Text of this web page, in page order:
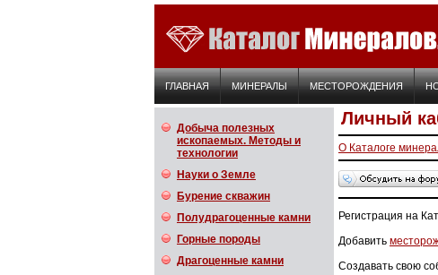
ГЛАВНАЯ МИНЕРАЛЫ МЕСТОРОЖДЕНИЯ
Добыча полезных
ископаемых. Методы и
технологии
Науки о Земле
Бурение скважин
Полудрагоценные камни
Горные породы
Драгоценные камни
Личный
О Каталоге
Регистрация на
Добавить
Создавать свою